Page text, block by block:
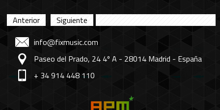
Anterior
Siguiente
info@fixmusic.com
Paseo del Prado, 24 4º A - 28014 Madrid - España
+ 34 914 448 110